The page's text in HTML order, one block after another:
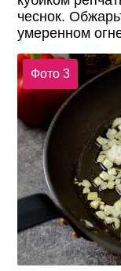
чеснок.
умеренном
Фото 3